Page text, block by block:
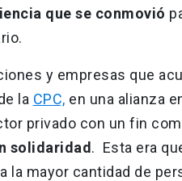
que se conmovió
y empresas que
la CPC, en una alianza
privado con un fin
solidaridad . Esta era
la mayor cantidad de